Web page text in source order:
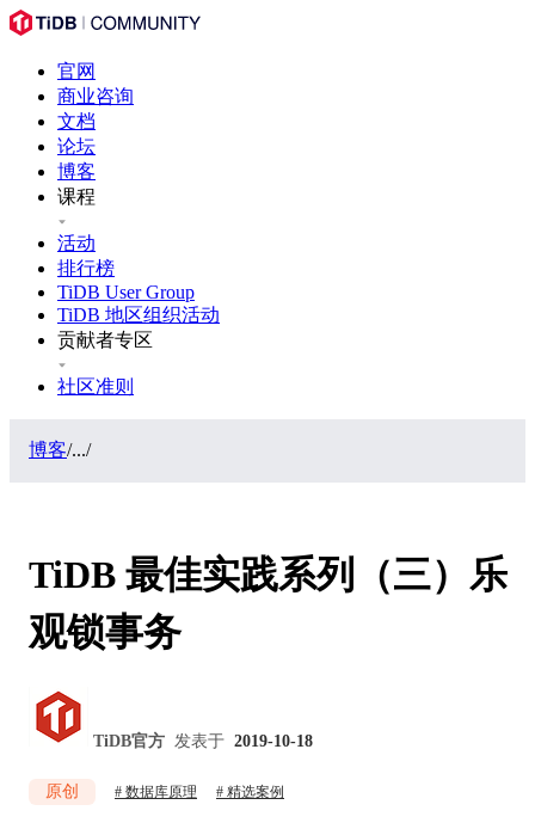
官网
商业咨询
文档
论坛
博客
课程
活动
排行榜
TiDB User Group
TiDB 地区组织活动
贡献者专区
社区准则
博客/.../
TiDB 最佳实践系列（三）乐
观锁事务
TiDB官方 发表于 2019-10-18
原创 数据库原理 精选案例